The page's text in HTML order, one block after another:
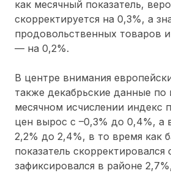
как месячный показатель,
скорректируется на 0,3%, а
продовольственных товаров
— на 0,2%.
В центре внимания
также декабрьские данные по
месячном исчислении индекс
цен вырос с –0,3% до 0,4%, а
2,2% до 2,4%, в то время как
показатель
зафиксировался в районе